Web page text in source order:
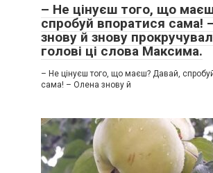
– Не цінуєш того, що
спробуй впоратися сама!
знову й знову
голові ці слова Максима.
– Не цінуєш того, що маєш? Давай,
сама! – Олена знову й